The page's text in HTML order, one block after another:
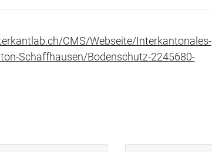
CMS/Webseite/Interkantonales-
Schaffhausen/Bodenschutz-2245680-